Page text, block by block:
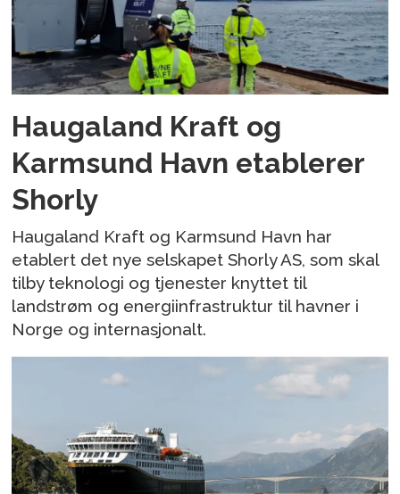
Haugaland Kraft og
Karmsund Havn etablerer
Shorly
Haugaland Kraft og Karmsund Havn har
etablert det nye selskapet Shorly AS, som skal
tilby teknologi og tjenester knyttet til
landstrøm og energiinfrastruktur til havner i
Norge og internasjonalt.